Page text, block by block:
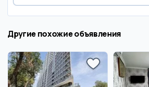
Другие похожие объявления